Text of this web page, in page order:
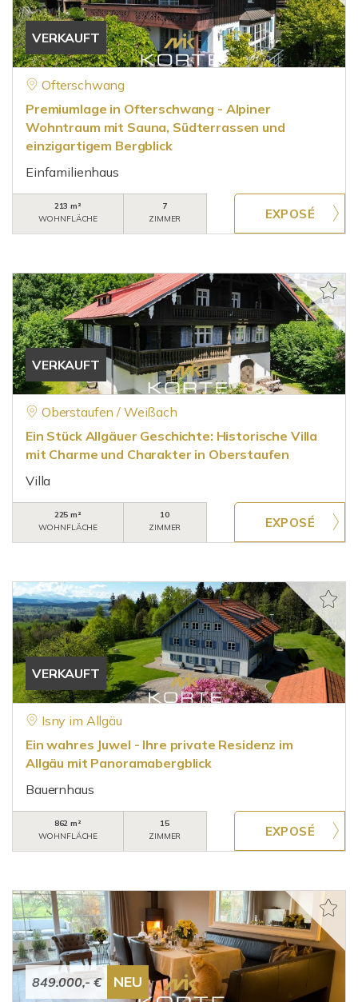
VERKAUFT
Ofterschwang
Premiumlage in Ofterschwang - Alpiner
Wohntraum mit Sauna, Südterrassen und
einzigartigem Bergblick
Einfamilienhaus
213 m²
WOHNFLÄCHE
7
ZIMMER
VERKAUFT
Oberstaufen / Weißach
Ein Stück Allgäuer Geschichte: Historische Villa
mit Charme und Charakter in Oberstaufen
Villa
225 m²
WOHNFLÄCHE
10
ZIMMER
VERKAUFT
Isny im Allgäu
Ein wahres Juwel - Ihre private Residenz im
Allgäu mit Panoramabergblick
Bauernhaus
862 m²
WOHNFLÄCHE
15
ZIMMER
849.000,- € NEU